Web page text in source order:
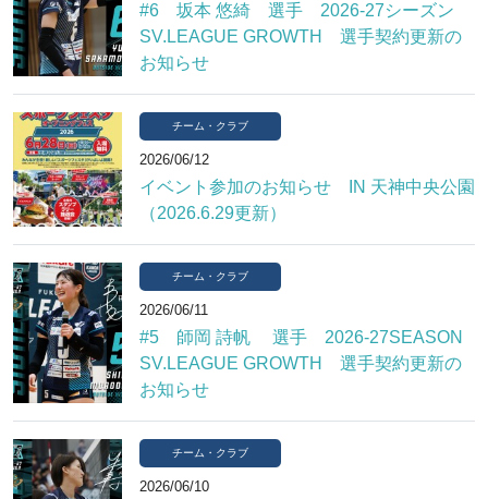
#6 坂本 悠綺 選手 2026-27シーズン
SV.LEAGUE GROWTH 選手契約更新の
お知らせ
チーム・クラブ
2026/06/12
イベント参加のお知らせ IN 天神中央公園
（2026.6.29更新）
チーム・クラブ
2026/06/11
#5 師岡 詩帆 選手 2026-27SEASON
SV.LEAGUE GROWTH 選手契約更新の
お知らせ
チーム・クラブ
2026/06/10